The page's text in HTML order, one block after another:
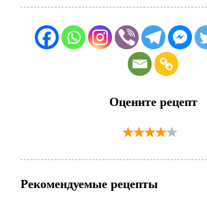
Оцените рецепт
Рекомендуемые рецепты